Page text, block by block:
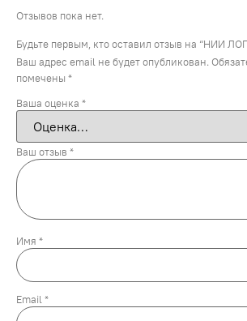
Отзывов пока нет.
Будьте первым, кто оставил отзыв на “НИИ
Ваш адрес email не будет опубликован.
помечены *
Ваша оценка *
Ваш отзыв *
Имя *
Email *